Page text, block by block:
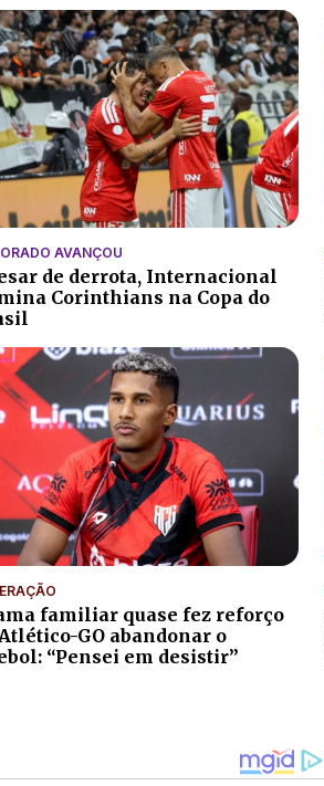
AVANÇOU
de derrota, Internacional
Corinthians na Copa do
familiar quase fez reforço
GO abandonar o
“Pensei em desistir”